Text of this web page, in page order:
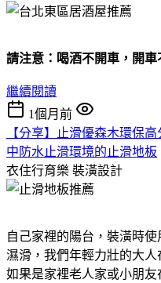
請注意：喝酒不開車，開車
繼續閱讀
1個月前
【分享】止滑優森木環保
中防水止滑環境的止滑地板
衣住行育樂 裝潢設計
自己家裡的陽台，裝潢時
濕滑，我們年輕力壯的大人
如果是家裡老人家或小朋